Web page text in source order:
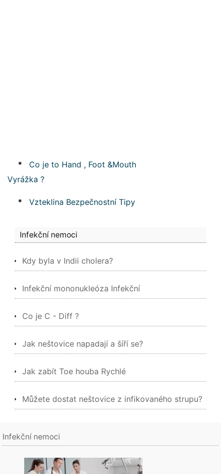
*
Co je to Hand , Foot &Mouth
Vyrážka ?
* Vzteklina Bezpečnostní Tipy
Infekční nemoci
Kdy byla v Indii cholera?
Infekční mononukleóza Infekční
Co je C - Diff ?
Jak neštovice napadají a šíří se?
Jak zabít Toe houba Rychlé
Můžete dostat neštovice z infikovaného strupu?
Infekční nemoci